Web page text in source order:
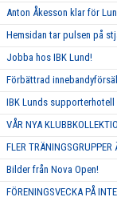
Anton Åkesson klar för
Hemsidan tar pulsen på
Jobba hos IBK Lund!
Förbättrad
IBK Lunds
VÅR NYA
FLER TRÄNINGSGRUPPER
Bilder från Nova Open!
FÖRENINGSVECKA PÅ